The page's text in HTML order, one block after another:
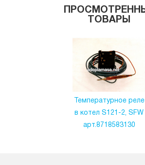
ТОВАРЫ
Температурное реле
в котел S121-2, SFW
арт.8718583130